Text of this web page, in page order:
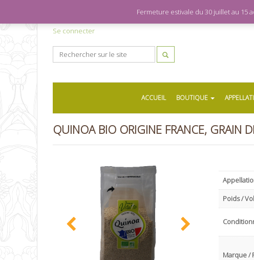
Se connecter
ACCUEIL BOUTIQUE
QUINOA BIO ORIGINE FRANCE, GRAIN
Poids /
Marque /
Fermeture estivale du 30 juillet au 15